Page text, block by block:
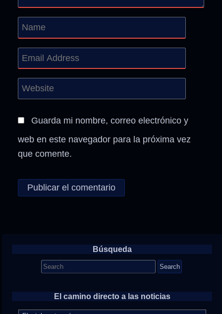
Guarda mi nombre, correo electrónico y
web en este navegador para la próxima vez
que comente.
Búsqueda
Search
for:
El camino directo a las noticias